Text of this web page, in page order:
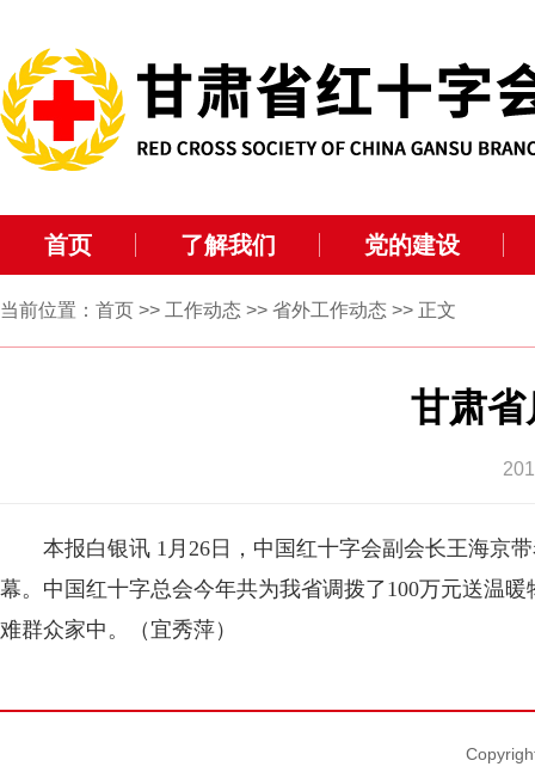
首页 了解我们 党的建设
当前位置： 首页 >> 工作动态 >> 省外工作动态 >> 正文
甘肃省
本报白银讯 1月26日，中国红十字会副会长王海京带
幕。中国红十字总会今年共为我省调拨了100万元送温
难群众家中。（宜秀萍）